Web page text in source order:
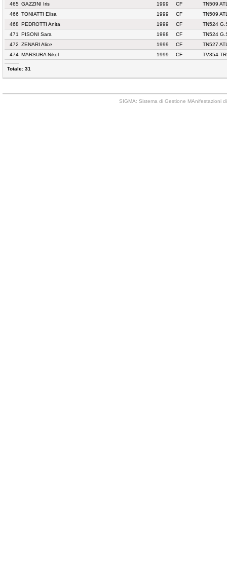
465 GAZZINI Iris 1999 CF
TN509
466 TONIATTI Elisa 1999 CF
TN509
468 PEDROTTI Anita 1999 CF
TN524
471
PISONI Sara 1998 CF
TN524
472 ZENARI Alice 1999 CF
TN527
474 MARSURA Nikol 1999 CF TV354
Totale: 31
SIGMA: Sistema di Gestione MAnifestazioni